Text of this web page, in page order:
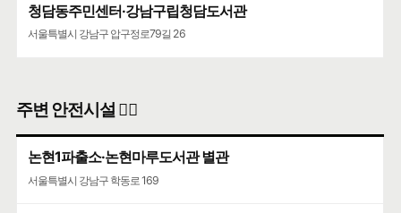
청담동주민센터·강남구립청담도서관
서울특별시 강남구 압구정로79길 26
주변 안전시설 👮‍♀️
논현1파출소·논현마루도서관 별관
서울특별시 강남구 학동로 169